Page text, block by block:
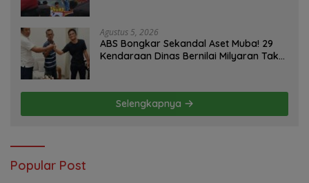
Agustus 5, 2026
ABS Bongkar Sekandal Aset Muba! 29
Kendaraan Dinas Bernilai Milyaran Tak
Selengkapnya
Popular Post